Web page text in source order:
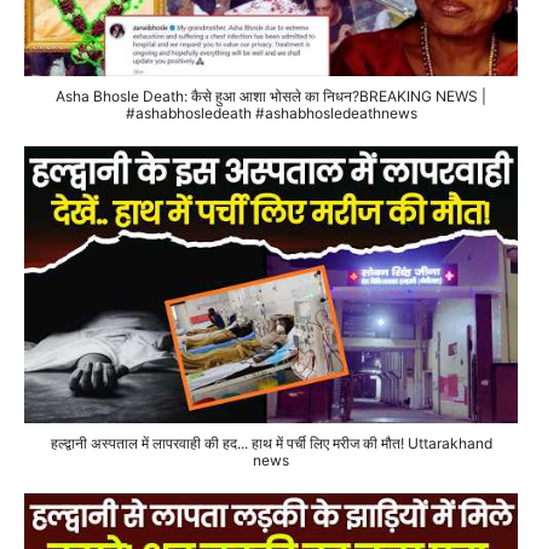
Asha Bhosle Death: कैसे हुआ आशा भोसले का निधन?BREAKING NEWS |
#ashabhosledeath #ashabhosledeathnews
हल्द्वानी अस्पताल में लापरवाही की हद... हाथ में पर्ची लिए मरीज की मौत! Uttarakhand
news